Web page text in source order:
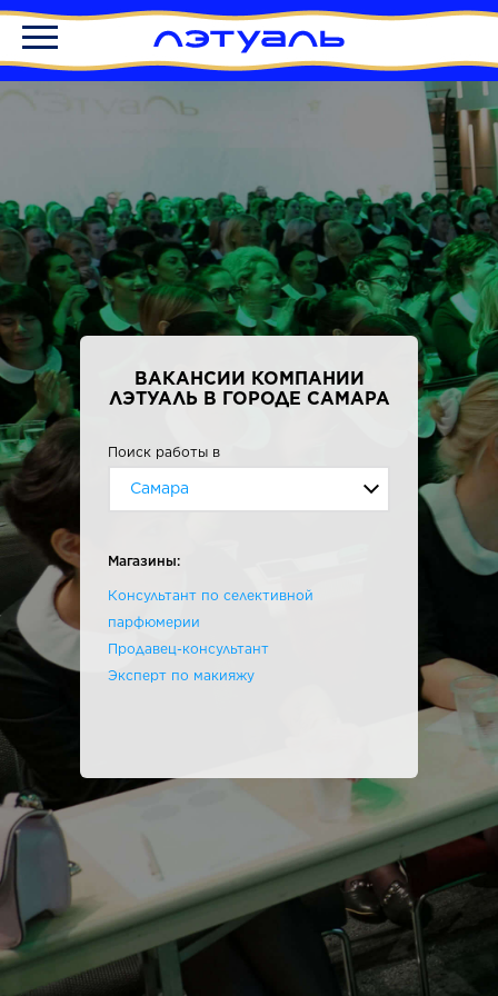
ВАКАНСИИ КОМПАНИИ
ЛЭТУАЛЬ В ГОРОДЕ САМАРА
Поиск работы в
Самара
Магазины:
Консультант по селективной
парфюмерии
Продавец-консультант
Эксперт по макияжу